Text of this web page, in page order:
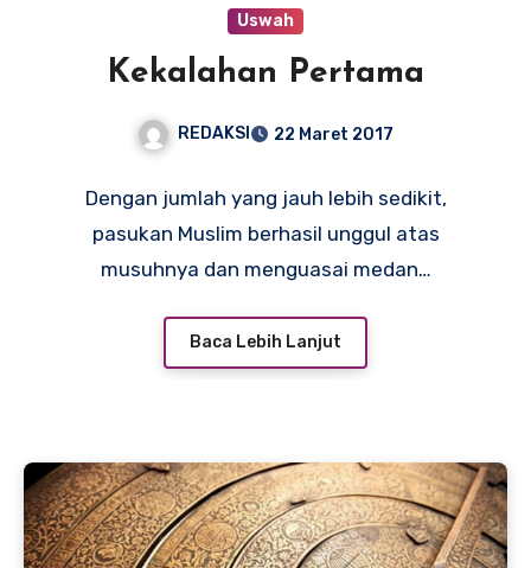
Uswah
Kekalahan Pertama
REDAKSI 22 Maret 2017
Dengan jumlah yang jauh lebih sedikit,
pasukan Muslim berhasil unggul atas
musuhnya dan menguasai medan…
Baca Lebih Lanjut